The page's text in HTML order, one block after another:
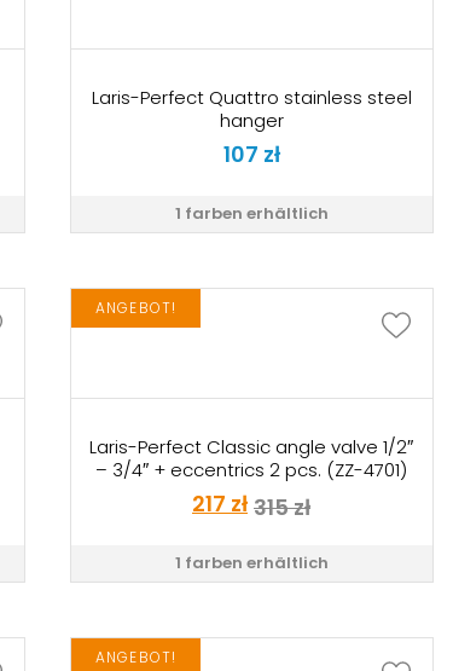
1 farben erhältlich
Laris-Perfect Quattro stainless steel
hanger
107 zł
ANGEBOT!
1 farben erhältlich
Laris-Perfect Classic angle valve 1/2″
– 3/4″ + eccentrics 2 pcs. (ZZ-4701)
315zł
217 zł
ANGEBOT!